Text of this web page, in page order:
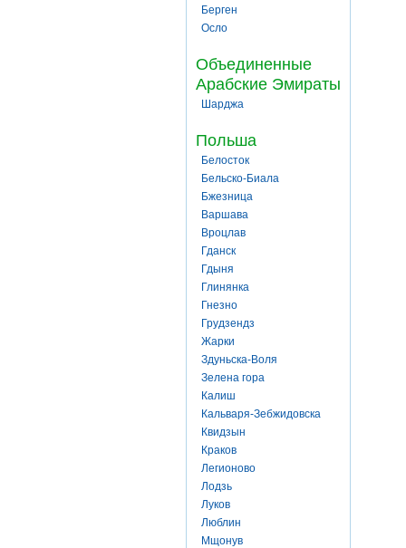
Берген
Осло
Объединенные
Арабские Эмираты
Шарджа
Польша
Белосток
Бельско-Биала
Бжезница
Варшава
Вроцлав
Гданск
Гдыня
Глинянка
Гнезно
Грудзендз
Жарки
Здуньска-Воля
Зелена гора
Калиш
Кальваря-Зебжидовска
Квидзын
Краков
Легионово
Лодзь
Луков
Люблин
Мщонув